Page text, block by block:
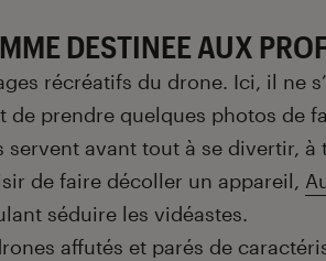
DESTINEE AUX
récréatifs du drone. Ici, il ne
de prendre quelques photos de
servent avant tout à se divertir,
de faire décoller un appareil,
séduire les vidéastes.
affutés et parés de